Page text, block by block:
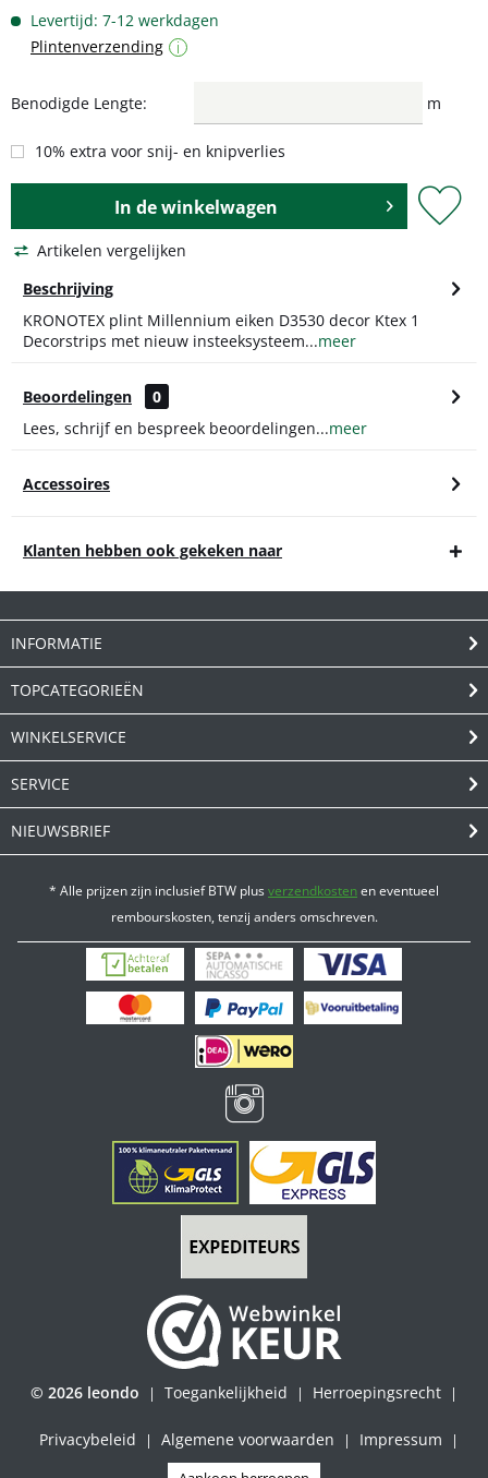
Levertijd: 7-12 werkdagen
Plintenverzending
i
Benodigde Lengte: m
10% extra voor snij- en knipverlies
In dewinkelwagen
Artikelen vergelijken
Beschrijving
KRONOTEX plint Millennium eiken D3530 decor Ktex 1
Decorstrips met nieuw insteeksysteem...meer
Beoordelingen
0
Lees, schrijf en bespreek beoordelingen...meer
Accessoires
Klanten hebben ook gekeken naar
INFORMATIE
TOPCATEGORIEËN
WINKELSERVICE
SERVICE
NIEUWSBRIEF
* Alle prijzen zijn inclusief BTW plusverzendkostenen eventueel
rembourskosten, tenzij anders omschreven.
© 2026 leondo | Toegankelijkheid | Herroepingsrecht |
Privacybeleid | Algemene voorwaarden | Impressum
|